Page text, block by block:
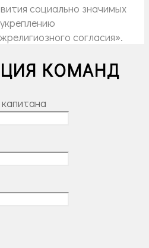
социально значимых
согласия».
КОМАНД